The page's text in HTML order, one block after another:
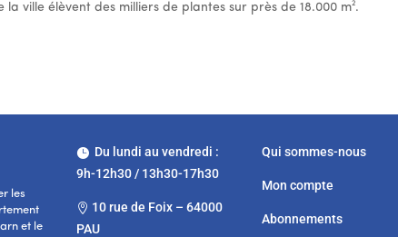
ville élèvent des milliers de plantes sur près de 18.000 m².
les
et le
Du lundi au vendredi :
9h-12h30 / 13h30-17h30
 10 rue de Foix – 64000
PAU
Qui sommes-nous
Mon compte
Abonnements